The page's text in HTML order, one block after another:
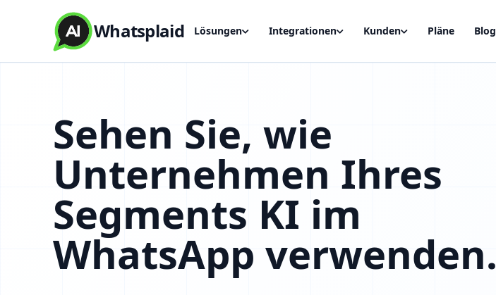
Whatsplaid Lösungen Integrationen Kunden Pläne Blog
Sehen Sie, wie
Unternehmen Ihres
Segments KI im
WhatsApp verwenden.